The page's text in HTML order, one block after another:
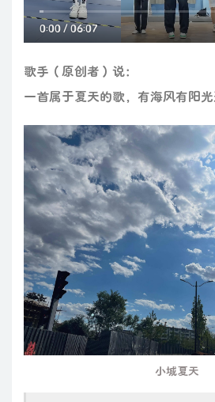
这座城市有
闷热的季节
橘黄色的日落
夜色慢慢摊开
着迷你眉间柔
心动像风
wo~~~
wo~~~
我在小城夏
晚风吹过耳
微醺的傍晚
我在小城夏天
这座城市有
闷热的季节
吉他 : 张赫
混音师 :
和声 :
监制 : 蒋
统筹 :
OP : 青风音乐
SP : 乐无限
【未经授权不
0:00 /06:07
歌手（原创者）说：
一首属于夏天的歌，有海风有阳光
小城夏天